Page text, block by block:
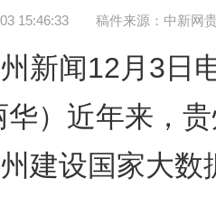
15:46:33 稿件来源：中新网
新闻12月3
华）近年来，
建设国家大数